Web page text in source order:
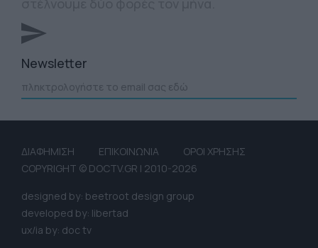
Newsletter
ΔΙΑΦΗΜΙΣΗ ΕΠΙΚΟΙΝΩΝΙΑ
ΟΡΟΙ ΧΡΗΣΗΣ
COPYRIGHT © DOCTV.GR | 2010-2026
designed by: beetroot design group
developed by: libertad
ux/ia by: doc tv